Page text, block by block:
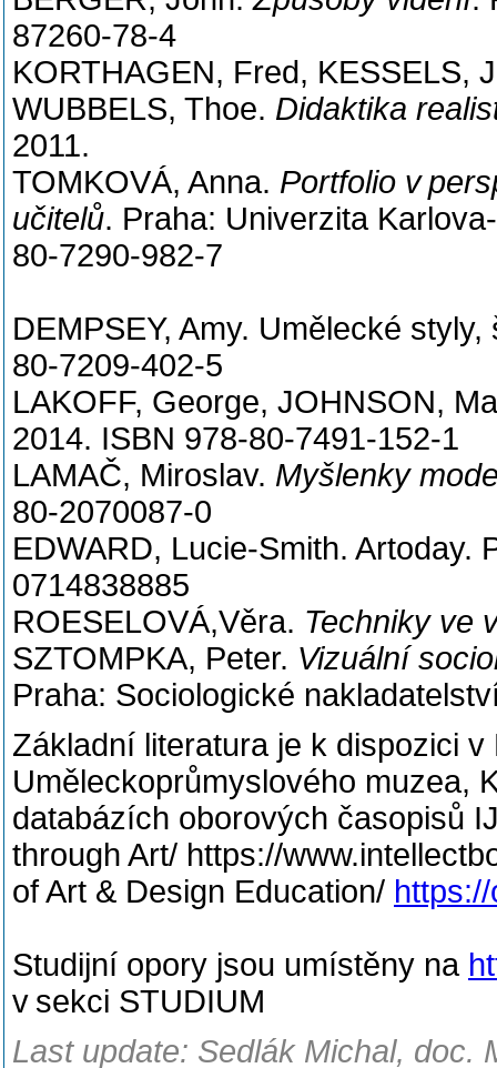
87260-78-4
KORTHAGEN, Fred, KESSELS,
WUBBELS, Thoe. Didaktika
2011.
TOMKOVÁ, Anna. Portfolio v
učitelů. Praha: Univerzita
80-7290-982-7
DEMPSEY, Amy. Umělecké
80-7209-402-5
LAKOFF, George, JOHNSON,
2014. ISBN 978-80-7491-152-1
LAMAČ, Miroslav. Myšlenky
80-2070087-0
EDWARD, Lucie-Smith. Artoday.
0714838885
ROESELOVÁ,Věra. Techniky ve
SZTOMPKA, Peter. Vizuální
Praha: Sociologické
Základní literatura je k dispozici
Uměleckoprůmyslového muzea,
databázích oborových časopisů
through Art/ https://
of Art & Design Education/
Studijní opory jsou umístěny na
v sekci STUDIUM
Last update: Sedlák Michal, doc.